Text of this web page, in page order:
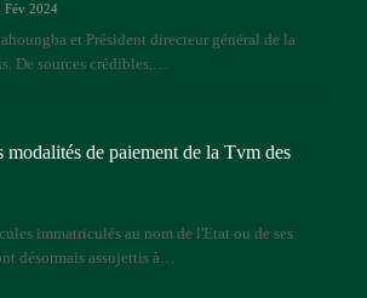
Fév 2024
et Président directeur général de la
De sources crédibles,…
de paiement de la Tvm des
immatriculés au nom de l'Etat ou de ses
désormais assujettis à…